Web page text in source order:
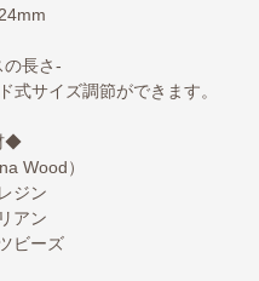
の長さ-
式サイズ調節ができます。
◆
Wood）
ジン
アン
ビーズ